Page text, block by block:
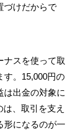
づけだからで
ナスを使って取
す。15,000円の
は出金の対象に
、取引を支え
形になるのが一